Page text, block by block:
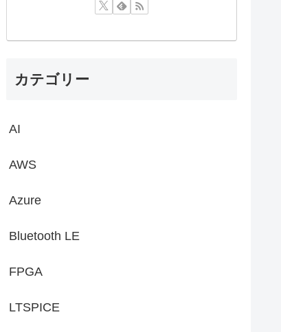
カテゴリー
AI
AWS
Azure
Bluetooth LE
FPGA
LTSPICE